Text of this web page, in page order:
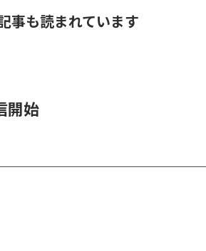
事も読まれています
開始